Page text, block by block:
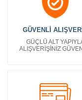
GÜVENLİ
GÜÇLÜ ALT
ALIŞVERİŞİNİZ